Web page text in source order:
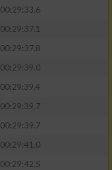
00:29:33.6
00:29:37.1
00:29:37.8
00:29:39.0
00:29:39.4
00:29:39.7
00:29:39.7
00:29:41.0
00:29:42.5